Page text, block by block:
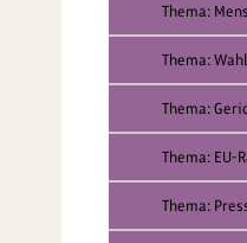
Thema:
Thema:
Thema:
Thema: EU-
Thema: